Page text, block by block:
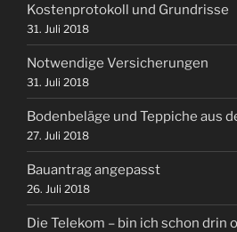
Kostenprotokoll und Grundrisse
31. Juli 2018
Notwendige Versicherungen
31. Juli 2018
Bodenbeläge und Teppiche aus
27. Juli 2018
Bauantrag angepasst
26. Juli 2018
Die Telekom – bin ich schon drin